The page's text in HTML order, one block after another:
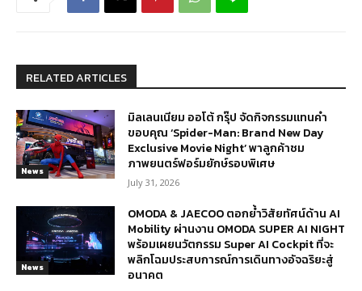
RELATED ARTICLES
News
มิลเลนเนียม ออโต้ กรุ๊ป จัดกิจกรรมแทนคำ
ขอบคุณ ‘Spider-Man: Brand New Day
Exclusive Movie Night’ พาลูกค้าชม
ภาพยนตร์ฟอร์มยักษ์รอบพิเศษ
July 31, 2026
News
OMODA & JAECOO ตอกย้ำวิสัยทัศน์ด้าน AI
Mobility ผ่านงาน OMODA SUPER AI NIGHT
พร้อมเผยนวัตกรรม Super AI Cockpit ที่จะ
พลิกโฉมประสบการณ์การเดินทางอัจฉริยะสู่
อนาคต